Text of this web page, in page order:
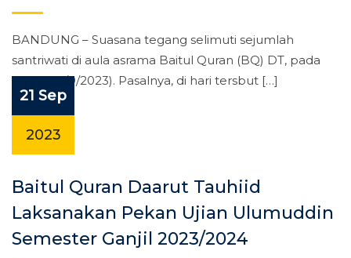
BANDUNG – Suasana tegang selimuti sejumlah
santriwati di aula asrama Baitul Quran (BQ) DT, pada
Senin (18/9/2023). Pasalnya, di hari tersbut […]
21 Sep
2023
Baitul Quran Daarut Tauhiid
Laksanakan Pekan Ujian Ulumuddin
Semester Ganjil 2023/2024